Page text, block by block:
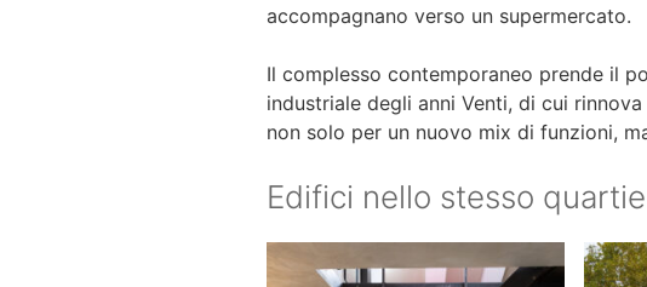
accompagnano verso un supermercato.
Il complesso contemporaneo prende il
industriale degli anni Venti, di cui
non solo per un nuovo mix di funzioni,
Edifici nello stesso